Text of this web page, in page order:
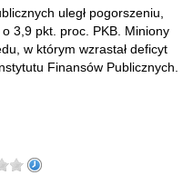
uległ pogorszeniu,
3,9 pkt. proc. PKB. Miniony
w którym wzrastał deficyt
Finansów Publicznych.